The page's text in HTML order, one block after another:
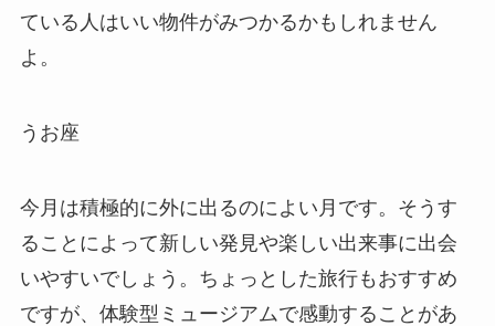
ている人はいい物件がみつかるかもしれません
よ。
うお座
今月は積極的に外に出るのによい月です。そうす
ることによって新しい発見や楽しい出来事に出会
いやすいでしょう。ちょっとした旅行もおすすめ
ですが、体験型ミュージアムで感動することがあ